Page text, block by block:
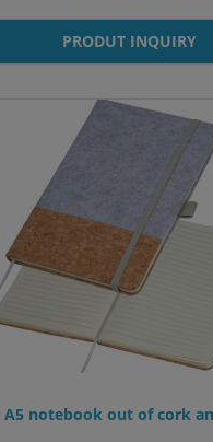
PRODUT INQUIRY
A5 notebook out of cork